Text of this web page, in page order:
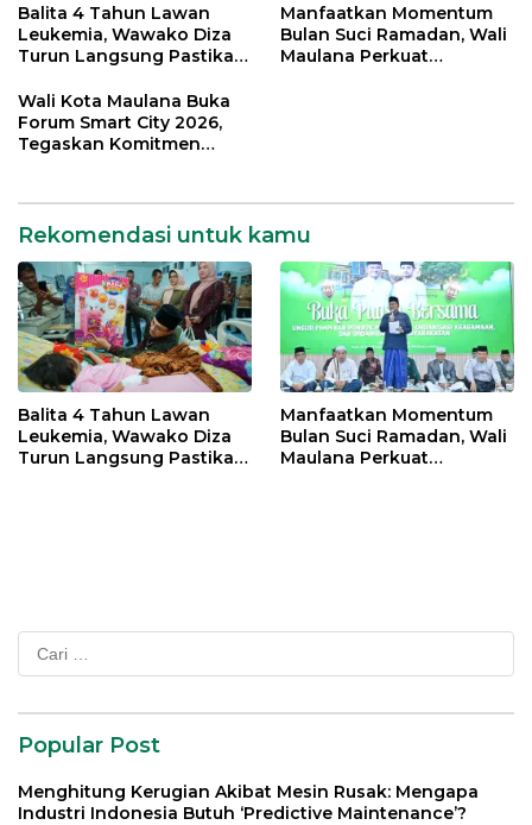
Balita 4 Tahun Lawan
Leukemia, Wawako Diza
Turun Langsung Pastikan
Manfaatkan Momentum
Bulan Suci Ramadan, Wali
Maulana Perkuat
Wali Kota Maulana Buka
Forum Smart City 2026,
Tegaskan Komitmen
Rekomendasi untuk kamu
Balita 4 Tahun Lawan
Leukemia, Wawako Diza
Turun Langsung Pastikan
Manfaatkan Momentum
Bulan Suci Ramadan, Wali
Maulana Perkuat
Cari
untuk:
Popular Post
Menghitung Kerugian Akibat Mesin Rusak: Mengapa
Industri Indonesia Butuh ‘Predictive Maintenance’?